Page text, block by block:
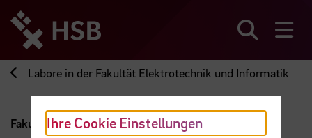
zum
Seiteninhalt
springen
Labore in der Fakultät Elektrotechnik und Informatik
Fakultät Elektrotechnik und Informatik
Ihre Cookie Einstellungen